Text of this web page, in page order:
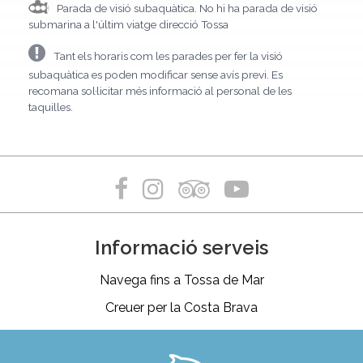
Parada de visió subaquàtica. No hi ha parada de visió
submarina a l'últim viatge direcció Tossa
Tant els horaris com les parades per fer la visió
subaquàtica es poden modificar sense avís previ. Es
recomana sol·licitar més informació al personal de les
taquilles.
Informació serveis
Navega fins a Tossa de Mar
Creuer per la Costa Brava